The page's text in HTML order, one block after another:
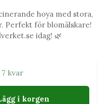
hoya med stora,
Perfekt för blomälskare!
idag! 🌿
7 kvar
i korgen